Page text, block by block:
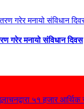
गरेर मनायो संविधान दिवस